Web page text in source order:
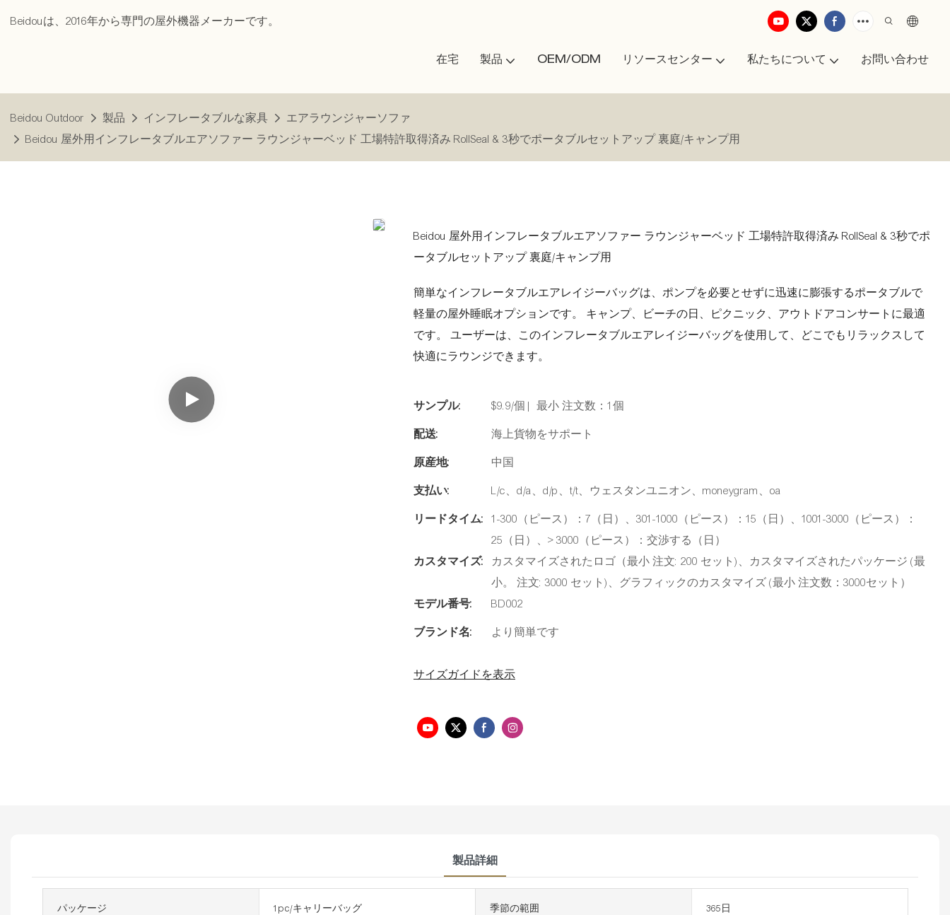
Beidouは、2016年から専門の屋外機器メーカーです。
在宅 製品 OEM/ODM リソースセンター 私たちについて お問い合わせ
Beidou Outdoor 製品 インフレータブルな家具
エアラウンジャーソファ
Beidou 屋外用インフレータブルエアソファー ラウンジャーベッド 工場特許取得済み RollSeal & 3秒でポータブルセットアップ 裏庭/キャンプ用
Beidou 屋外用インフレータブルエアソファー ラウンジャーベッド 工場特許取得済み RollSeal & 3秒でポ
ータブルセットアップ 裏庭/キャンプ用
簡単なインフレータブルエアレイジーバッグは、ポンプを必要とせずに迅速に膨張するポータブルで
軽量の屋外睡眠オプションです。 キャンプ、ビーチの日、ピクニック、アウトドアコンサートに最適
です。 ユーザーは、このインフレータブルエアレイジーバッグを使用して、どこでもリラックスして
快適にラウンジできます。
サンプル: $9.9/個 | 最小 注文数：1個
配送: 海上貨物をサポート
原産地: 中国
支払い: L/c、d/a、d/p、t/t、ウェスタンユニオン、moneygram、oa
リードタイム:
1-300（ピース）：7（日）、301-1000（ピース）：15（日）、1001-3000（ピース）：
25（日）、> 3000（ピース）：交渉する（日）
カスタマイズ:
カスタマイズされたロゴ（最小 注文: 200 セット)、カスタマイズされたパッケージ (最
小。 注文: 3000 セット)、グラフィックのカスタマイズ (最小 注文数：3000セット）
モデル番号:
BD002
ブランド名: より簡単です
サイズガイドを表示
製品詳細
パッケージ 1pc/キャリーバッグ 季節の範囲 365日